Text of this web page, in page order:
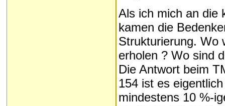
Als ich mich an die
kamen die
Strukturierung. Wo
erholen ? Wo sind
Die Antwort beim
154 ist es
mindestens 10 %-